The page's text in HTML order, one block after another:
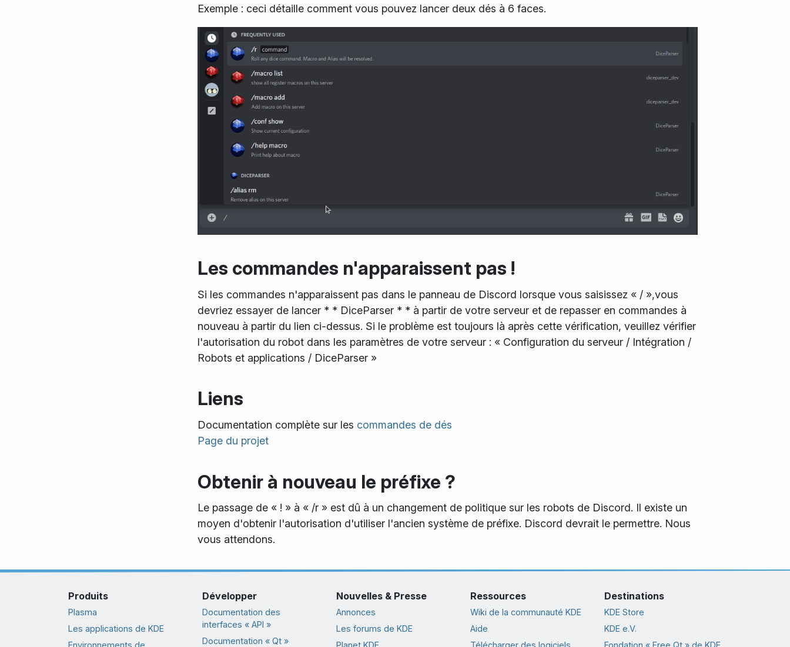
Exemple : ceci détaille comment vous pouvez lancer deux dés à 6 faces.
Les commandes n'apparaissent pas !
Si les commandes n'apparaissent pas dans le panneau de Discord lorsque vous saisissez « / »,vous
devriez essayer de lancer * * DiceParser * * à partir de votre serveur et de repasser en commandes à
nouveau à partir du lien ci-dessus. Si le problème est toujours là après cette vérification, veuillez vérifier
l'autorisation du robot dans les paramètres de votre serveur : « Configuration du serveur / Intégration /
Robots et applications / DiceParser »
Liens
Documentation complète sur les commandes de dés
Page du projet
Obtenir à nouveau le préfixe ?
Le passage de « ! » à « /r » est dû à un changement de politique sur les robots de Discord. Il existe un
moyen d'obtenir l'autorisation d'utiliser l'ancien système de préfixe. Discord devrait le permettre. Nous
vous attendons.
Produits
Plasma
Les applications de KDE
Développer
Documentation des
interfaces « API »
Documentation « Qt »
Nouvelles & Presse
Annonces
Les forums de KDE
Ressources
Wiki de la communauté KDE
Aide
Destinations
KDE Store
KDE e.V.